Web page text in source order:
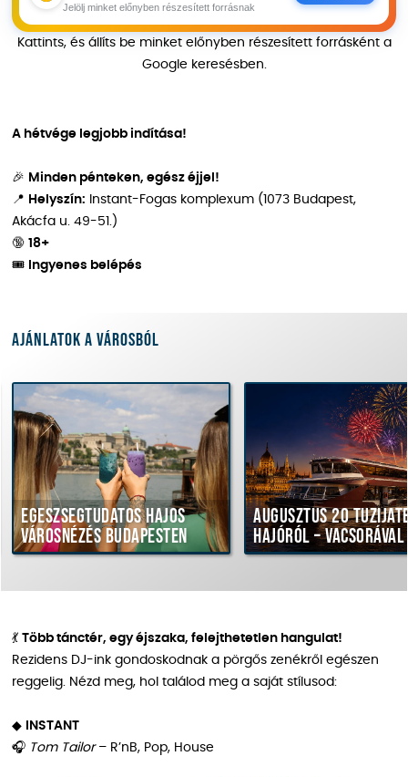
Jelölj minket előnyben részesített forrásnak
Kattints, és állíts be minket előnyben részesített forrásként a
Google keresésben.
A hétvége legjobb indítása!
🎉 Minden pénteken, egész éjjel!
📍 Helyszín: Instant-Fogas komplexum (1073 Budapest,
Akácfa u. 49-51.)
🔞 18+
🎟
Ingyenes belépés
Ajánlatok a városból
Egészségtudatos hajós
városnézés Budapesten
Augusztus 20
hajóról – vacsorával
💃 Több tánctér, egy éjszaka, felejthetetlen hangulat!
Rezidens DJ-ink gondoskodnak a pörgős zenékről egészen
reggelig. Nézd meg, hol találod meg a saját stílusod:
◆
INSTANT
🎧 Tom Tailor– R’nB, Pop, House